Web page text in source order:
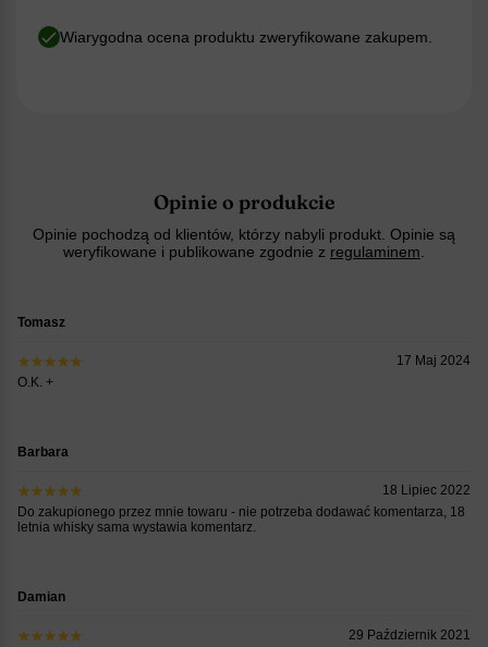
Wiarygodna ocena produktu zweryfikowane zakupem.
Opinie o produkcie
Opinie pochodzą od klientów, którzy nabyli produkt. Opinie są
weryfikowane i publikowane zgodnie z regulaminem
Tomasz
17 Maj 2024
O.K. +
Barbara
18 Lipiec 2022
Do zakupionego przez mnie towaru - nie potrzeba dodawać komentarza, 18
letnia whisky sama wystawia komentarz.
Damian
29 Październik 2021